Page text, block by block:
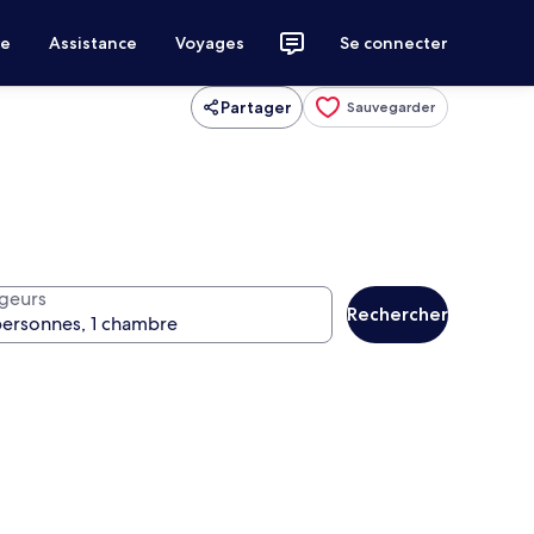
Assistance Voyages Se connecter
Partager Sauvegarder
Rechercher